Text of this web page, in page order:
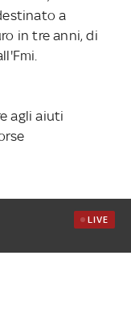
a
in tre anni, di
agli aiuti
LIVE